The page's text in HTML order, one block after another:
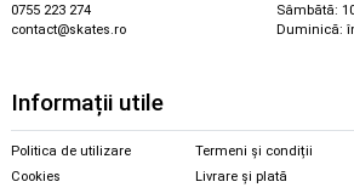
0755 223 274
contact@skates.ro
Sâmbătă:
Duminică:
Informații utile
Politica de utilizare
Cookies
Termeni și condiții
Livrare și plată